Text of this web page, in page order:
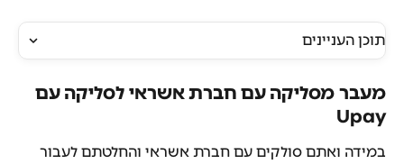
תוכן העניינים
מעבר מסליקה עם חברת אשראי לסליקה עם
Upay
במידה ואתם סולקים עם חברת אשראי והחלטתם לעבור